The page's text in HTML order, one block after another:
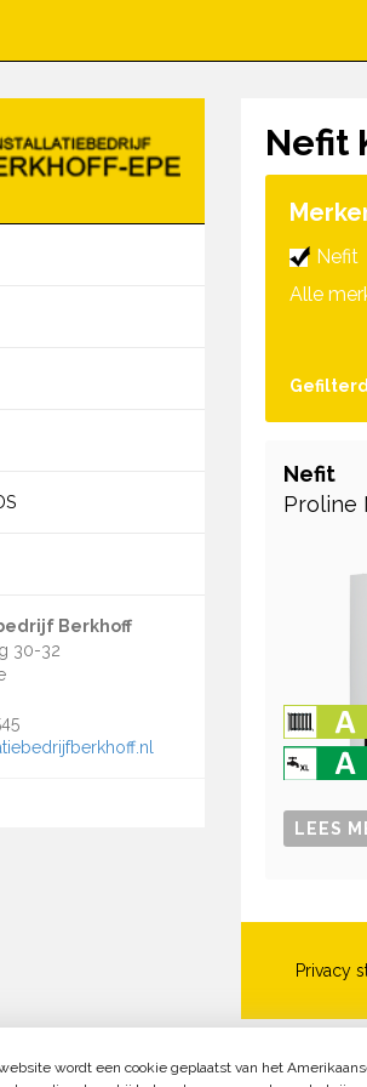
Berkhoff
30-32
Nefit
Nefit
Alle
Nefit
Proline
LEES
Privacy
wordt een cookie geplaatst van het